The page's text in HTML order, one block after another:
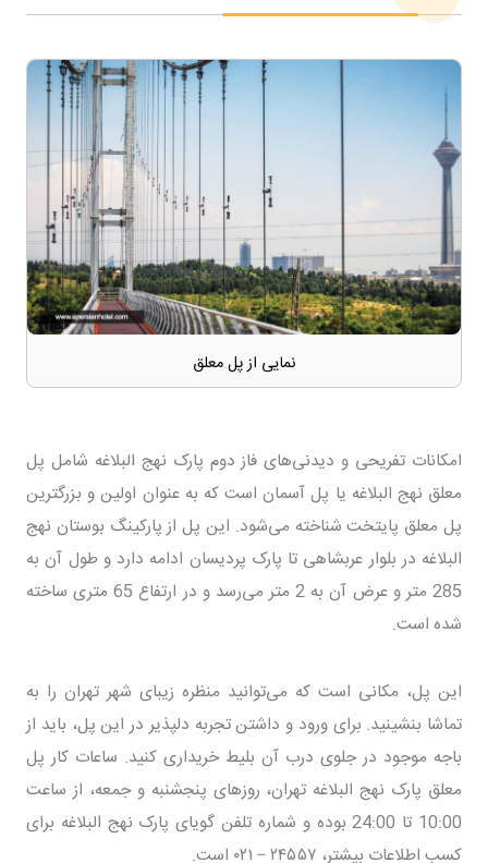
نمایی از پل معلق
امکانات تفریحی و دیدنی‌های فاز دوم پارک نهج البلاغه شامل پل
معلق نهج البلاغه یا پل آسمان است که به عنوان اولین و بزرگترین
پل معلق پایتخت شناخته می‌شود. این پل از پارکینگ بوستان نهج
البلاغه در بلوار عربشاهی تا پارک پردیسان ادامه دارد و طول آن به
285 متر و عرض آن به 2 متر می‌رسد و در ارتفاع 65 متری ساخته
شده است.
این پل، مکانی است که می‌توانید منظره زیبای شهر تهران را به
تماشا بنشینید. برای ورود و داشتن تجربه دلپذیر در این پل، باید از
باجه موجود در جلوی درب آن بلیط خریداری کنید. ساعات کار پل
معلق پارک نهج البلاغه تهران، روز‌های پنجشنبه و جمعه، از ساعت
10:00 تا 24:00 بوده و شماره تلفن گویای پارک نهج البلاغه برای
کسب اطلاعات بیشتر، ۲۴۵۵۷ – ۰۲۱ است.